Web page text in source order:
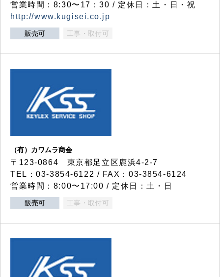
営業時間：8:30〜17：30 / 定休日：土・日・祝
http://www.kugisei.co.jp
販売可 工事・取付可
（有）カワムラ商会
〒123-0864 東京都足立区鹿浜4-2-7
TEL：03-3854-6122 / FAX：03-3854-6124
営業時間：8:00〜17:00 / 定休日：土・日
販売可 工事・取付可